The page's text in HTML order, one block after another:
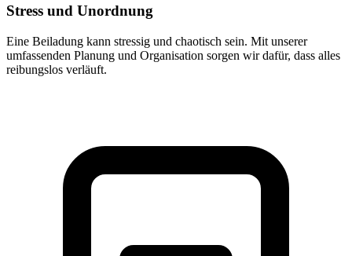
Stress und Unordnung
Eine Beiladung kann stressig und chaotisch sein. Mit unserer
umfassenden Planung und Organisation sorgen wir dafür, dass alles
reibungslos verläuft.